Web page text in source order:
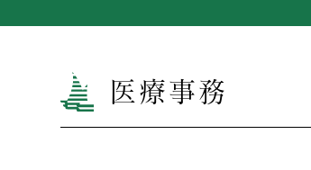
医療事務